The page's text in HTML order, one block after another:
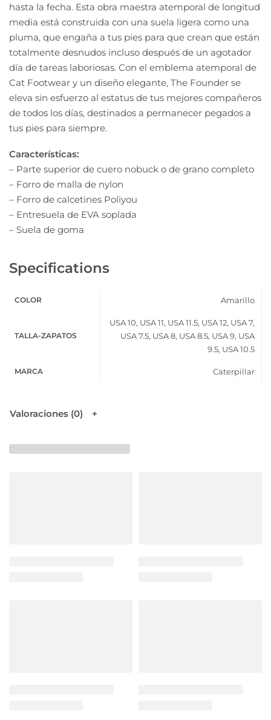
hasta la fecha. Esta obra maestra atemporal de longitud
media está construida con una suela ligera como una
pluma, que engaña a tus pies para que crean que están
totalmente desnudos incluso después de un agotador
día de tareas laboriosas. Con el emblema atemporal de
Cat Footwear y un diseño elegante, The Founder se
eleva sin esfuerzo al estatus de tus mejores compañeros
de todos los días, destinados a permanecer pegados a
tus pies para siempre.
Características:
– Parte superior de cuero nobuck o de grano completo
– Forro de malla de nylon
– Forro de calcetines Poliyou
– Entresuela de EVA soplada
– Suela de goma
Specifications
COLOR Amarillo
TALLA-ZAPATOS
USA 10, USA 11, USA 11.5, USA 12, USA 7,
USA 7.5, USA 8, USA 8.5, USA 9, USA
9.5, USA 10.5
MARCA Caterpillar
Valoraciones (0)